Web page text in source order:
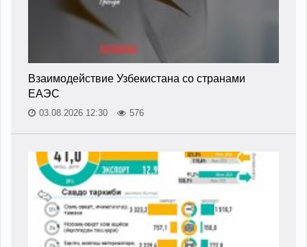
Взаимодействие Узбекистана со странами
ЕАЭС
03.08.2026 12:30 576